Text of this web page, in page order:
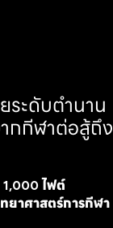
ะดับตำนาน
กกีฬาต่อสู้ถึง
1,000 ไฟต์
ยาศาสตร์การกีฬา